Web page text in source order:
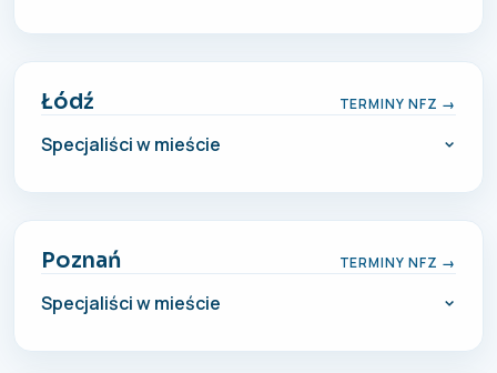
Łódź TERMINY NFZ →
Specjaliści w mieście
Poznań TERMINY NFZ →
Specjaliści w mieście